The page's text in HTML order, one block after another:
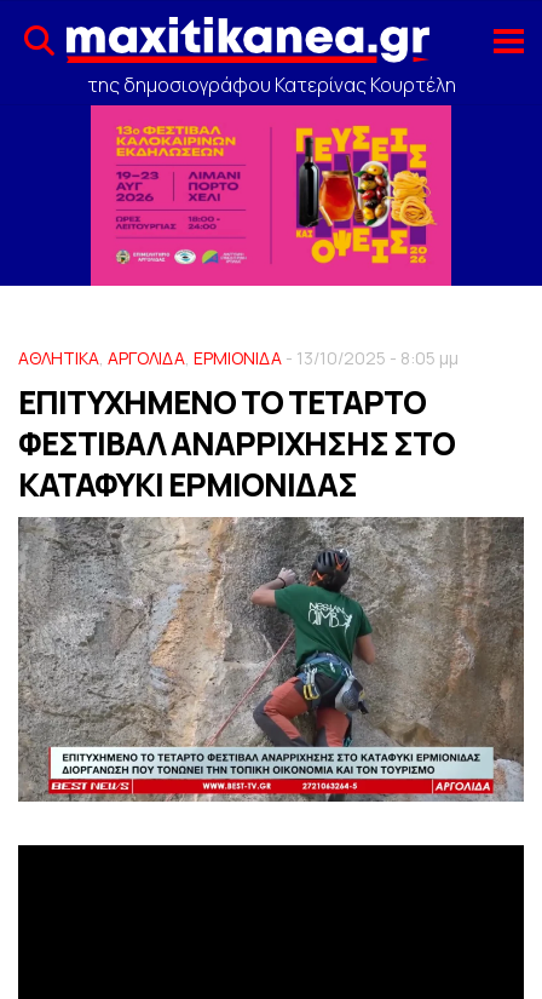
της δημοσιογράφου Κατερίνας Κουρτέλη
ΑΘΛΗΤΙΚΑ, ΑΡΓΟΛΙΔΑ, ΕΡΜΙΟΝΙΔΑ - 13/10/2025 - 8:05 μμ
ΕΠΙΤΥΧΗΜΕΝΟ ΤΟ ΤΕΤΑΡΤΟ
ΦΕΣΤΙΒΑΛ ΑΝΑΡΡΙΧΗΣΗΣ ΣΤΟ
ΚΑΤΑΦΥKΙ ΕΡΜΙΟΝΙΔΑΣ